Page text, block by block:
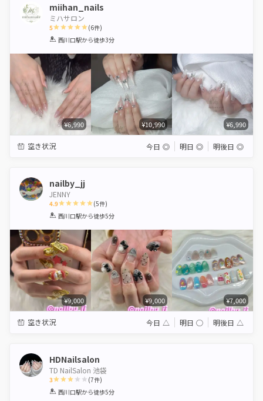
miihan_nails
ミハサロン
5
1 2 3 4 5
(6件)
西川口駅から徒歩3分
¥6,990 ¥10,990 ¥6,990
空き状況 今日 ◎ 明日 ◎ 明後日 ◎
nailby_jj
JENNY
4.9
1 2 3 4 5
(5件)
西川口駅から徒歩5分
¥9,000 ¥9,000 ¥7,000
空き状況 今日 △ 明日 ◯ 明後日 △
HDNailsalon
TD NailSalon 池袋
3
1 2 3 4 5
(7件)
西川口駅から徒歩5分